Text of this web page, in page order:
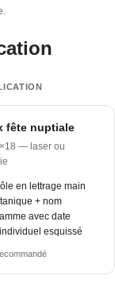
fête nuptiale
— laser ou
en lettrage main
+ nom
avec date
esquissé